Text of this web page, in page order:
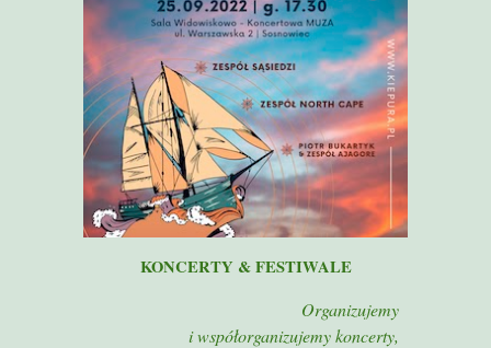
KONCERTY & FESTIWALE
Organizujemy
i współorganizujemy koncerty,